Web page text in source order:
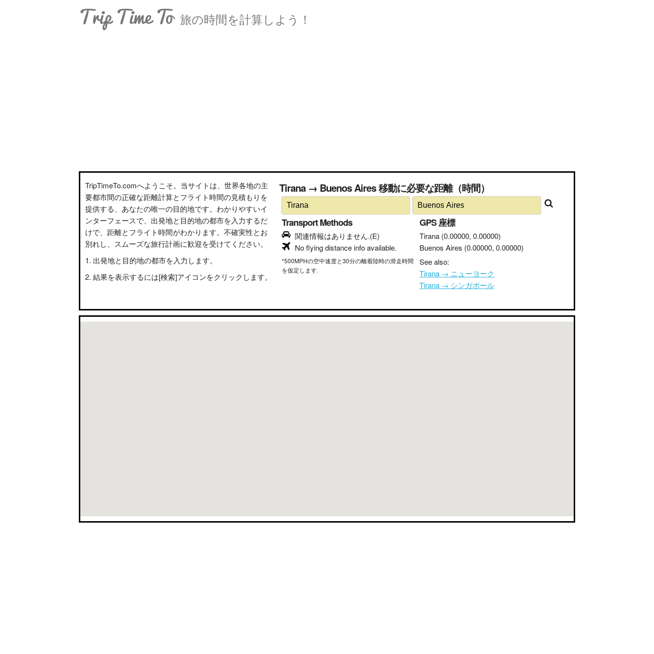
Trip Time To 旅の時間を計算しよう！
TripTimeTo.comへようこそ。当サイトは、世界各地の主
要都市間の正確な距離計算とフライト時間の見積もりを
提供する、あなたの唯一の目的地です。わかりやすいイ
ンターフェースで、出発地と目的地の都市を入力するだ
けで、距離とフライト時間がわかります。不確実性とお
別れし、スムーズな旅行計画に歓迎を受けてください。
出発地と目的地の都市を入力します。
結果を表示するには[検索]アイコンをクリックします。
Tirana → Buenos Aires 移動に必要な距離（時間）
Transport Methods
関連情報はありません.(E)
No flying distance info available.
*500MPHの空中速度と30分の離着陸時の滑走時間
を仮定します.
GPS 座標
Tirana (0.00000, 0.00000)
Buenos Aires (0.00000, 0.00000)
See also:
Tirana → ニューヨーク
Tirana → シンガポール